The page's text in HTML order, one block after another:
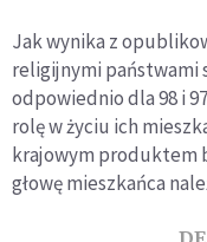
Jak wynika z
religijnymi państwami
odpowiednio dla 98 i
rolę w życiu ich
krajowym produktem
głowę mieszkańca